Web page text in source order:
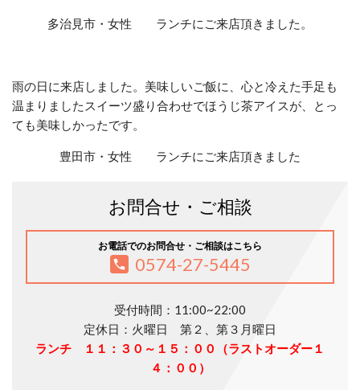
多治見市・女性 ランチにご来店頂きました。
雨の日に来店しました。美味しいご飯に、心と冷えた手足も
温まりましたスイーツ盛り合わせでほうじ茶アイスが、とっ
ても美味しかったです。
豊田市・女性 ランチにご来店頂きました
お問合せ・ご相談
お電話でのお問合せ・ご相談はこちら
0574-27-5445
受付時間：11:00~22:00
定休日：火曜日 第２、第３月曜日
ランチ １１：３０～１５：００（ラストオーダー１
４：００）